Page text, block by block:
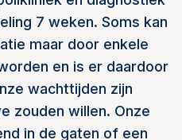
7 weken. Soms kan
maar door enkele
en is er daardoor
wachttijden zijn
zouden willen. Onze
in de gaten of een